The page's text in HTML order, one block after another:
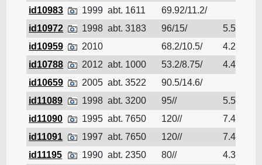
id10983
1999 abt. 1611 69.92/11.2/
id10972
1998 abt. 3183 96/15/ 5.51
id10959
2010 68.2/10.5/ 4.25
id10788
2012 abt. 1000 53.2/8.75/ 4.4
id10659
2005 abt. 3522 90.5/14.6/
id11089
1998 abt. 3200 95// 5.5
id11090
1995 abt. 7650 120// 7.4
id11091
1997 abt. 7650 120// 7.4
id11195
1990 abt. 2350 80// 4.3